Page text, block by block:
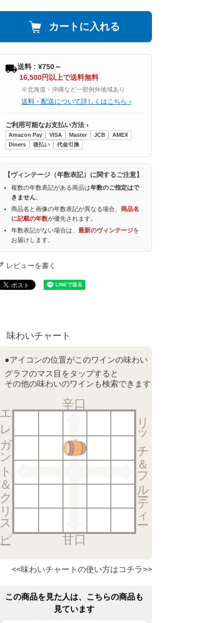
カートに入れる
送料 : ¥750～
16,500円以上で送料無料
※北海道・沖縄など一部例外地域あり
送料・配送について詳しくはこちら ›
ご利用可能なお支払い方法 ›
Amazon Pay VISA Master JCB
AMEX
Diners
後払い 代金引換
【ヴィンテージ（年数表記）に関するご注意】
複数の年数表記がある商品は年数のご指定はで
きません。
商品名と画像の年数表記が異なる場合、商品名
に記載の年数が優先されます。
年数表記がない場合は、最新のヴィンテージを
お届けします。
レビューを書く
味わいチャート
●アイコンの位置がこのワインの味わい
グラフのマス目をタップすると
その他の味わいのワインも検索できます
辛口
リッチ＆フルーティー
甘口
エレガント＆クリスピー
<<味わいチャートの使い方はコチラ>>
この商品を見た人は、こちらの商品も
見ています